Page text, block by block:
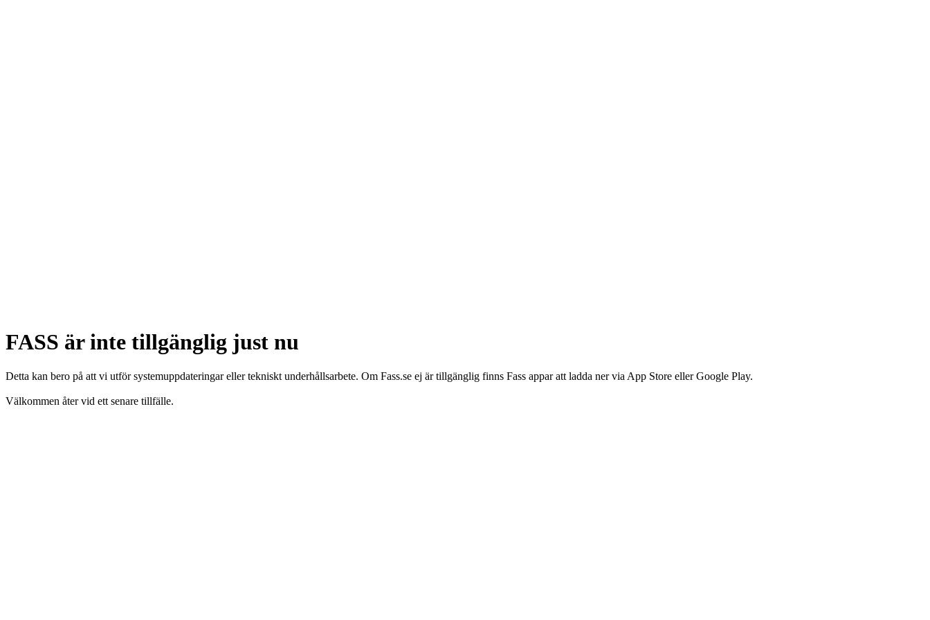
FASS är inte tillgänglig just nu
Detta kan bero på att vi utför systemuppdateringar eller tekniskt underhållsarbete. Om Fass.se ej är tillgänglig finns Fass appar att ladda ner via App Store eller Google Play.
Välkommen åter vid ett senare tillfälle.